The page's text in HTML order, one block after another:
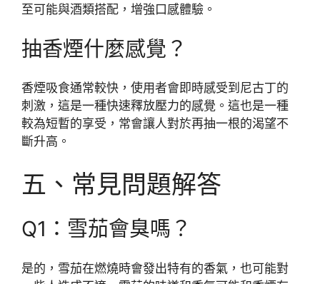
至可能與酒類搭配，增強口感體驗。
抽香煙什麼感覺？
香煙吸食通常較快，使用者會即時感受到尼古丁的
刺激，這是一種快速釋放壓力的感覺。這也是一種
較為短暫的享受，常會讓人對於再抽一根的渴望不
斷升高。
五、常見問題解答
Q1：雪茄會臭嗎？
是的，雪茄在燃燒時會發出特有的香氣，也可能對